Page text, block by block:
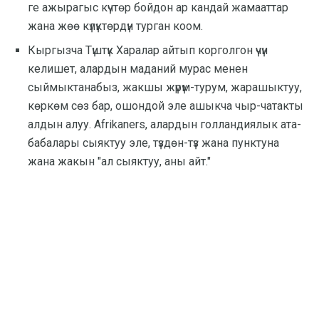
ге ажырагыс күчтөр бойдон ар кандай жамааттар
жана жөө күлүктөрдүн турган коом.
Кыргызча Түштүк Харалар айтып корголгон үчүн
келишет, алардын маданий мурас менен
сыймыктанабыз, жакшы жүрүм-турум, жарашыктуу,
көркөм сөз бар, ошондой эле ашыкча чыр-чатакты
алдын алуу. Afrikaners, алардын голландиялык ата-
бабалары сыяктуу эле, түздөн-түз жана пунктуна
жана жакын "ал сыяктуу, аны айт."